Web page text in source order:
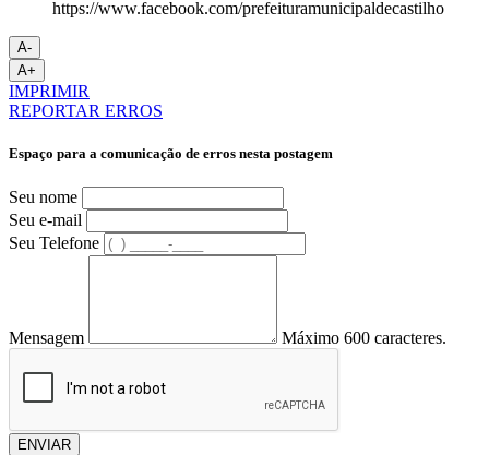
https://www.facebook.com/prefeituramunicipaldecastilho
A-
A+
IMPRIMIR
REPORTAR ERROS
Espaço para a comunicação de erros nesta postagem
Seu nome
Seu e-mail
Seu Telefone
Mensagem Máximo 600 caracteres.
ENVIAR